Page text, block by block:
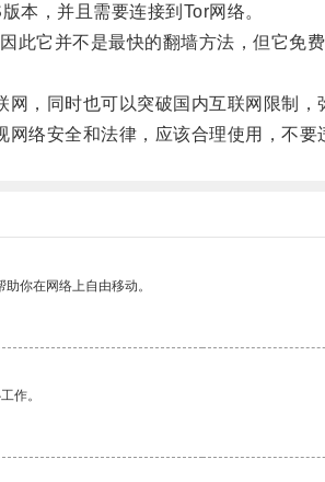
，并且需要连接到Tor网络。
它并不是最快的翻墙方法，但它免
同时也可以突破国内互联网限制，
安全和法律，应该合理使用，不要
你在网络上自由移动。
作。